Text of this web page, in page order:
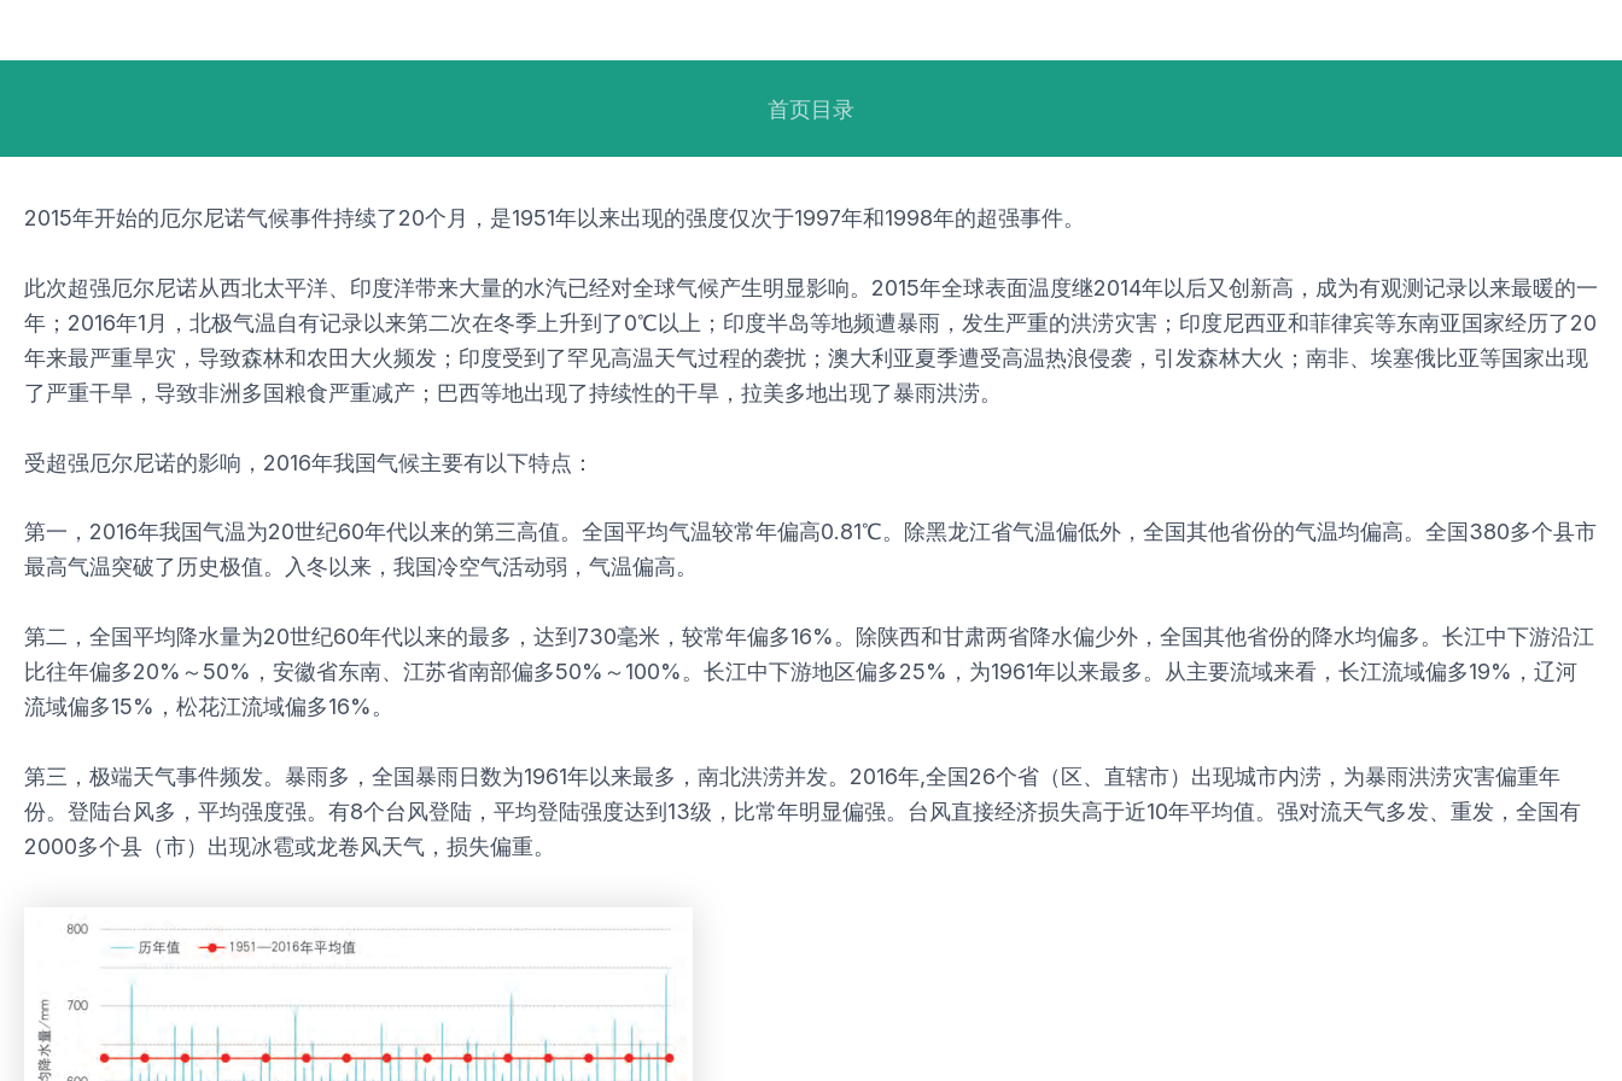
首页目录
2015年开始的厄尔尼诺气候事件持续了20个月，是1951年以来出现的强度仅次于1997年和1998年的超强事件。
此次超强厄尔尼诺从西北太平洋、印度洋带来大量的水汽已经对全球气候产生明显影响。2015年全球表面温度继2014年以后又创新高，成为有观测记录以来最暖的一
年；2016年1月，北极气温自有记录以来第二次在冬季上升到了0℃以上；印度半岛等地频遭暴雨，发生严重的洪涝灾害；印度尼西亚和菲律宾等东南亚国家经历了20
年来最严重旱灾，导致森林和农田大火频发；印度受到了罕见高温天气过程的袭扰；澳大利亚夏季遭受高温热浪侵袭，引发森林大火；南非、埃塞俄比亚等国家出现
了严重干旱，导致非洲多国粮食严重减产；巴西等地出现了持续性的干旱，拉美多地出现了暴雨洪涝。
受超强厄尔尼诺的影响，2016年我国气候主要有以下特点：
第一，2016年我国气温为20世纪60年代以来的第三高值。全国平均气温较常年偏高0.81℃。除黑龙江省气温偏低外，全国其他省份的气温均偏高。全国380多个县市
最高气温突破了历史极值。入冬以来，我国冷空气活动弱，气温偏高。
第二，全国平均降水量为20世纪60年代以来的最多，达到730毫米，较常年偏多16%。除陕西和甘肃两省降水偏少外，全国其他省份的降水均偏多。长江中下游沿江
比往年偏多20%～50%，安徽省东南、江苏省南部偏多50%～100%。长江中下游地区偏多25%，为1961年以来最多。从主要流域来看，长江流域偏多19%，辽河
流域偏多15%，松花江流域偏多16%。
第三，极端天气事件频发。暴雨多，全国暴雨日数为1961年以来最多，南北洪涝并发。2016年,全国26个省（区、直辖市）出现城市内涝，为暴雨洪涝灾害偏重年
份。登陆台风多，平均强度强。有8个台风登陆，平均登陆强度达到13级，比常年明显偏强。台风直接经济损失高于近10年平均值。强对流天气多发、重发，全国有
2000多个县（市）出现冰雹或龙卷风天气，损失偏重。